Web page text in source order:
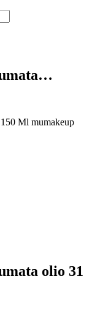
Ml mumakeup
olio 31